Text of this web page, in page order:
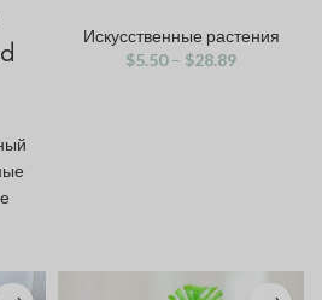
Искусственные растения
$5.50 – $28.89